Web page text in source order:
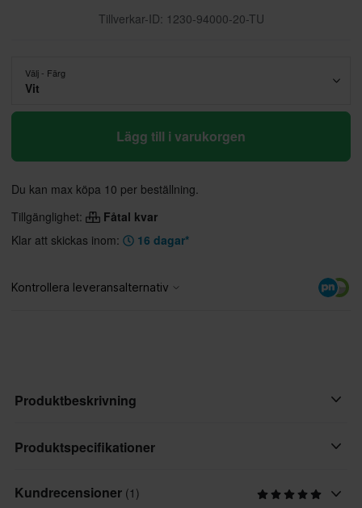
Tillverkar-ID: 1230-94000-20-TU
Välj - Färg
Vit
Lägg till i varukorgen
Du kan max köpa 10 per beställning.
Tillgänglighet:
Fåtal kvar
Klar att skickas inom:
16 dagar*
Produktbeskrivning
• 100% Polyvinylklorid
• Metall snäppring
Produktspecifikationer
Varumärke
Kundrecensioner (1)